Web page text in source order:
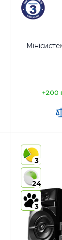
+200
Країна-
AirPlay:Ні
USB:Так
Bluetooth:Так
3
24
3